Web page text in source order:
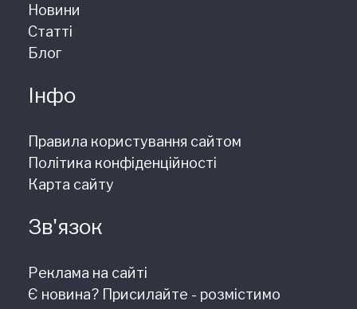
Новини
Статті
Блог
Інфо
Правила користування сайтом
Політика конфіденційності
Карта сайту
Зв'язок
Реклама на сайті
Є новина? Присилайте - розмістимо